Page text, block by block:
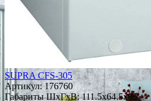
SUPRA CFS-305
Артикул:176760
Габариты ШxГxВ: 111.5x64.5x85